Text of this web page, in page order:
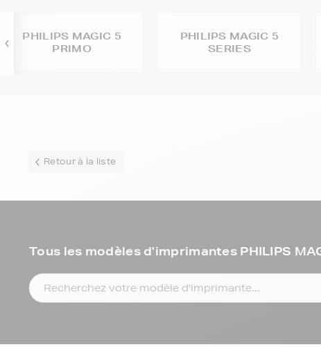
PHILIPS MAGIC 5
PRIMO
PHILIPS MAGIC 5
SERIES
Retour à la liste
Tous les modèles d'imprimantes PHILIPS